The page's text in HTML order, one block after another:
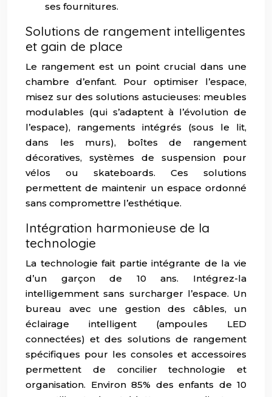
ses fournitures.
Solutions de rangement intelligentes
et gain de place
Le rangement est un point crucial dans une
chambre d’enfant. Pour optimiser l’espace,
misez sur des solutions astucieuses: meubles
modulables (qui s’adaptent à l’évolution de
l’espace), rangements intégrés (sous le lit,
dans les murs), boîtes de rangement
décoratives, systèmes de suspension pour
vélos ou skateboards. Ces solutions
permettent de maintenir un espace ordonné
sans compromettre l’esthétique.
Intégration harmonieuse de la
technologie
La technologie fait partie intégrante de la vie
d’un garçon de 10 ans. Intégrez-la
intelligemment sans surcharger l’espace. Un
bureau avec une gestion des câbles, un
éclairage intelligent (ampoules LED
connectées) et des solutions de rangement
spécifiques pour les consoles et accessoires
permettent de concilier technologie et
organisation. Environ 85% des enfants de 10